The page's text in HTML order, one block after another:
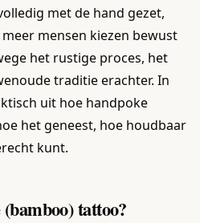
met de hand gezet,
mensen kiezen bewust
het rustige proces, het
traditie erachter. In
uit hoe handpoke
het geneest, hoe houdbaar
kunt.
tattoo?